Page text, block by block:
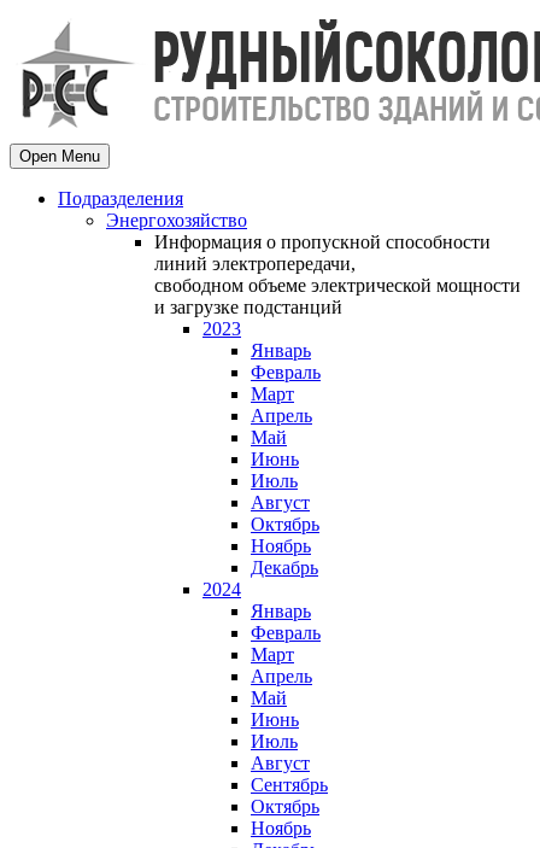
Open Menu
Подразделения
Энергохозяйство
Информация о пропускной способности
линий электропередачи,
свободном объеме электрической мощности
и загрузке подстанций
2023
Январь
Февраль
Март
Апрель
Май
Июнь
Июль
Август
Октябрь
Ноябрь
Декабрь
2024
Январь
Февраль
Март
Апрель
Май
Июнь
Июль
Август
Сентябрь
Октябрь
Ноябрь